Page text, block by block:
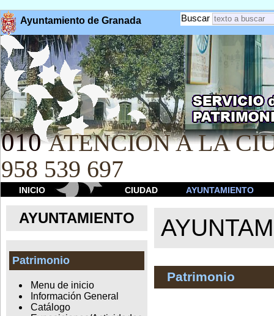
Ayuntamiento de Granada Buscar
010 ATENCION A LA
958 539 697
INICIO CIUDAD AYUNTAMIENTO
AYUNTAMIENTO
Patrimonio
Menu de inicio
Información General
Catálogo
Patrimonio